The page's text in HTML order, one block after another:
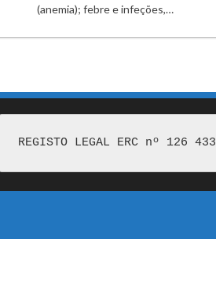
(anemia); febre e infeções,…
REGISTO LEGAL ERC nº 126 433